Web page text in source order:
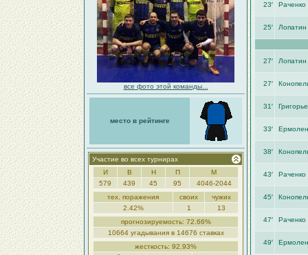
все фото этой команды...
место в рейтинге
Участие во всех турнирах
И
В Н П
М
579
439 45 95
4046-2044
тех. поражения
своих
чужих
2.42%
1
13
прогнозируемость: 72.66%
10664 угадывания в 14676 ставках
жесткость: 92.93%
23′ Раченко
25′
27′
27′
31′
33′
38′
43′ Раченко
45′
47′ Раченко
49′